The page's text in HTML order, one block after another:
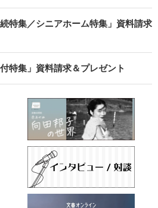
特集／シニアホーム特集」資料請求
特集」資料請求＆プレゼント